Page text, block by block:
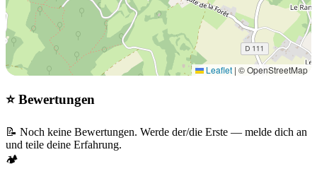
Leaflet | © OpenStreetMap
⭐ Bewertungen
📝 Noch keine Bewertungen. Werde der/die Erste — melde dich an
und teile deine Erfahrung.
🏕️